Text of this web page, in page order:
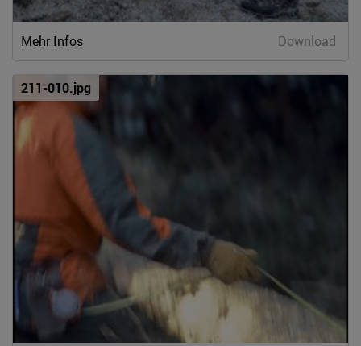
Mehr Infos Download
211-010.jpg